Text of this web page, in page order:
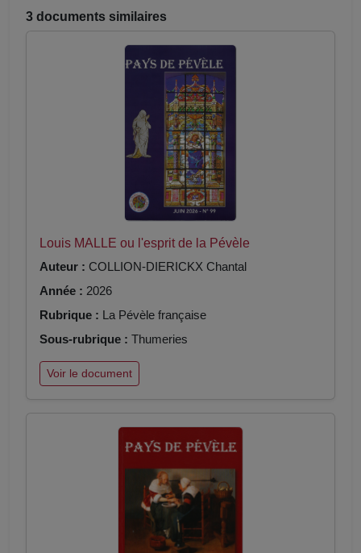
3 documents similaires
Louis MALLE ou l'esprit de la Pévèle
Auteur : COLLION-DIERICKX Chantal
Année : 2026
Rubrique : La Pévèle française
Sous-rubrique : Thumeries
Voir le document